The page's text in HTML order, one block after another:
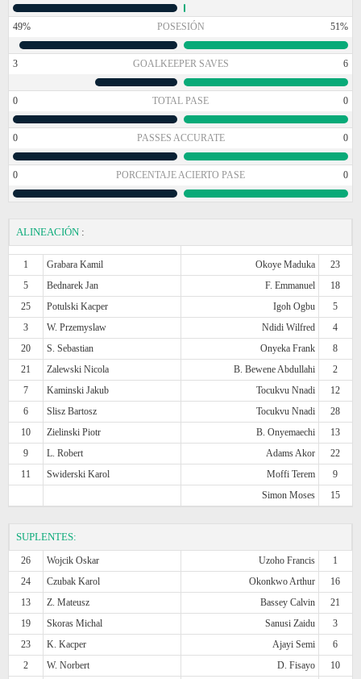
49% POSESIÓN 51%
3 GOALKEEPER SAVES 6
0 TOTAL PASE 0
0 PASSES ACCURATE 0
0 PORCENTAJE ACIERTO PASE 0
ALINEACIÓN :
1 Grabara Kamil Okoye Maduka
23
5
Bednarek Jan F. Emmanuel
18
25
Potulski Kacper Igoh Ogbu
5
3
W. Przemyslaw Ndidi Wilfred
4
20
S. Sebastian Onyeka Frank
8
21
Zalewski Nicola B. Bewene Abdullahi
2
7
Kaminski Jakub Tocukvu Nnadi
12
6
Slisz Bartosz Tocukvu Nnadi
28
10
Zielinski Piotr B. Onyemaechi
13
9
L. Robert Adams Akor
22
11
Swiderski Karol Moffi Terem
9
Simon Moses
15
SUPLENTES:
26 Wojcik Oskar Uzoho Francis
1
24
Czubak Karol Okonkwo Arthur
16
13
Z. Mateusz Bassey Calvin
21
19
Skoras Michal Sanusi Zaidu
3
23
K. Kacper Ajayi Semi
6
2
W. Norbert D. Fisayo
10